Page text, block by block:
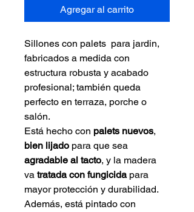
Agregar al carrito
Sillones con palets  para jardin,
fabricados a medida con
estructura robusta y acabado
profesional; también queda
perfecto en terraza, porche o
salón.
Está hecho con palets nuevos,
bien lijado para que sea
agradable al tacto, y la madera
va tratada con fungicida para
mayor protección y durabilidad.
Además, está pintado con